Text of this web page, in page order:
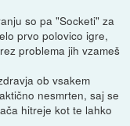
so pa "Socketi" za
prvo polovico igre,
problema jih vzameš
ob vsakem
nesmrten, saj se
hitreje kot te lahko